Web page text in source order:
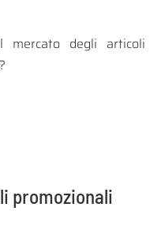
mercato degli articoli
promozionali